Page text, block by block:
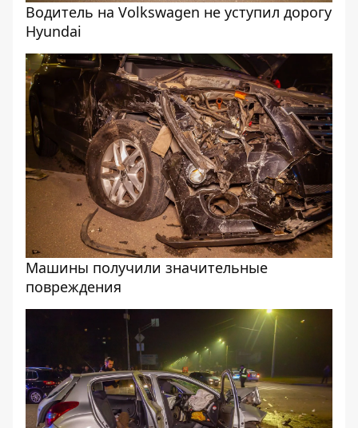
Водитель на Volkswagen не уступил дорогу
Hyundai
Машины получили значительные
повреждения